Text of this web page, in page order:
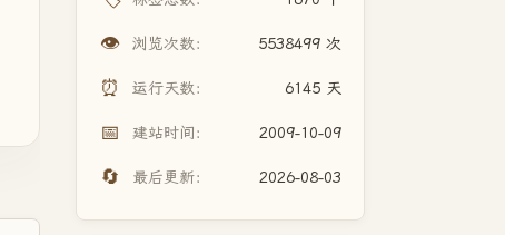
👁️ 浏览次数： 5538499 次
⏰ 运行天数： 6145 天
📅 建站时间： 2009-10-09
🔄 最后更新： 2026-08-03